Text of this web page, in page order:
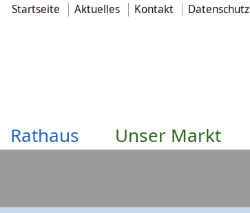
Startseite Aktuelles Kontakt Datenschutz
Rathaus Unser Markt